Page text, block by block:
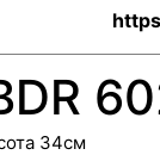
34cм